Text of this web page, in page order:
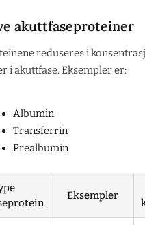
akuttfaseproteiner
reduseres i
i akuttfase. Eksempler er:
Albumin
Transferrin
Prealbumin
Eksempler